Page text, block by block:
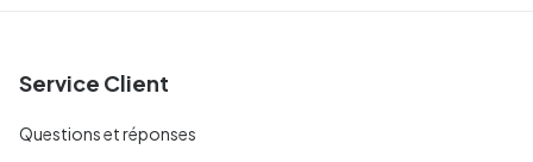
Service Client
Questions et réponses